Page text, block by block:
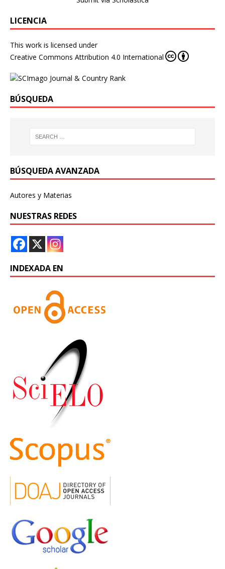
LICENCIA
This work is licensed under
Creative Commons Attribution 4.0 International
BÚSQUEDA
BÚSQUEDA AVANZADA
Autores y Materias
NUESTRAS REDES
INDEXADA EN